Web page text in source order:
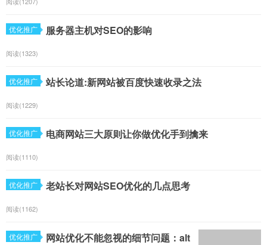
优化推广 服务器主机对SEO的影响
阅读(1323)
优化推广 站长论道:新网站被百度快速收录之法
阅读(1229)
优化推广 电商网站三大原则让你做优化手到擒来
阅读(1110)
优化推广 老站长对网站SEO优化的几点思考
阅读(1162)
优化推广
网站优化不能忽视的细节问题：alt